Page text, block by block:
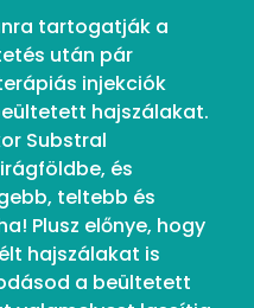
tartogatják a
után pár
injekciók
hajszálakat.
Substral
és
teltebb és
Plusz előnye, hogy
hajszálakat is
a beültetett